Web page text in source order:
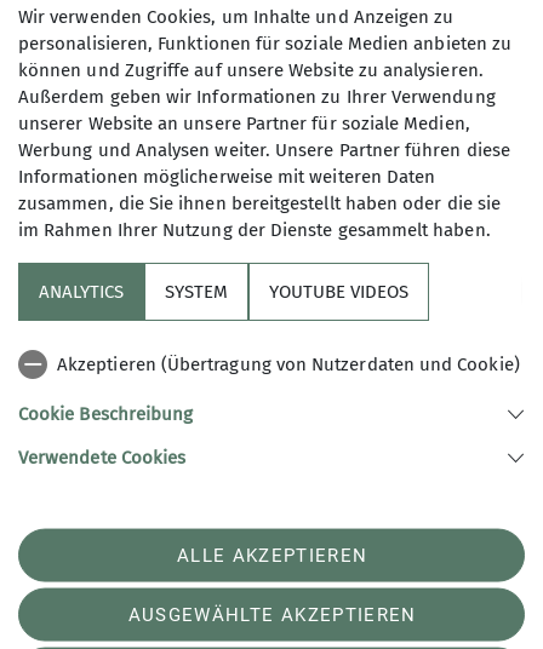
mehr erfahren
Andere Themen
2024 2025 2026 263 - Sektion Treuchtlingen Aktuell
Allgemein Heimatwanderungen Jugend Mountainbike
News Promo Tourenberichte
Sektion
Artikel
91757 Treuchtlingen
Telefon +4991422111
Wir verwenden Cookies, um Inhalte und Anzeigen zu
personalisieren, Funktionen für soziale Medien anbieten zu
können und Zugriffe auf unsere Website zu analysieren.
Außerdem geben wir Informationen zu Ihrer Verwendung
unserer Website an unsere Partner für soziale Medien,
Werbung und Analysen weiter. Unsere Partner führen diese
Informationen möglicherweise mit weiteren Daten
zusammen, die Sie ihnen bereitgestellt haben oder die sie
im Rahmen Ihrer Nutzung der Dienste gesammelt haben.
ANALYTICS SYSTEM YOUTUBE VIDEOS
Akzeptieren (Übertragung von Nutzerdaten und Cookie)
Cookie Beschreibung
Verwendete Cookies
ALLE AKZEPTIEREN
AUSGEWÄHLTE AKZEPTIEREN